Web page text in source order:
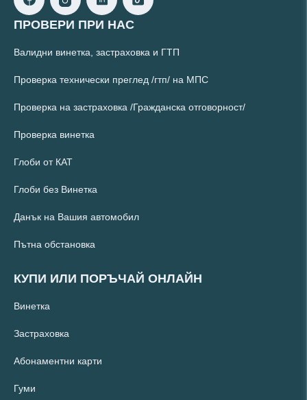
ПРОВЕРИ ПРИ НАС
Валидни винетка, застраховка и ГТП
Проверка технически преглед /гтп/ на МПС
Проверка на застраховка /Гражданска отговорност/
Проверка винетка
Глоби от КАТ
Глоби без Винетка
Данък на Вашия автомобил
Пътна обстановка
КУПИ ИЛИ ПОРЪЧАЙ ОНЛАЙН
Винетка
Застраховка
Абонаментни карти
Гуми